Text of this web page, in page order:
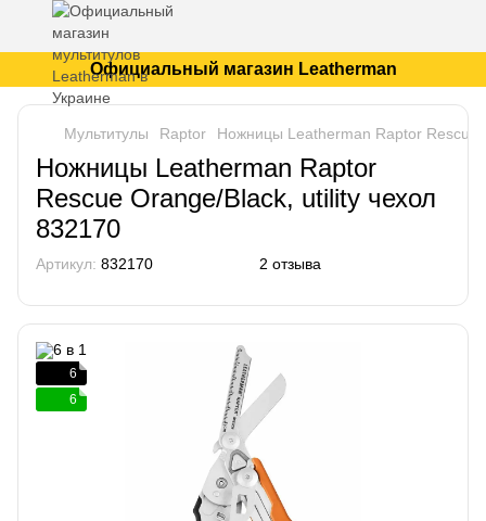
Официальный магазин Leatherman
Мультитулы Raptor Ножницы Leatherman Raptor Rescue
Ножницы Leatherman Raptor
Rescue Orange/Black, utility чехол
832170
Артикул: 832170 2 отзыва
6
6